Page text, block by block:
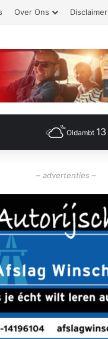
Over Ons Disclaimer
Oldambt 13
–